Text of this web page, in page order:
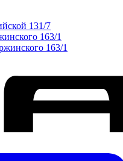
131/7
163/1
163/1